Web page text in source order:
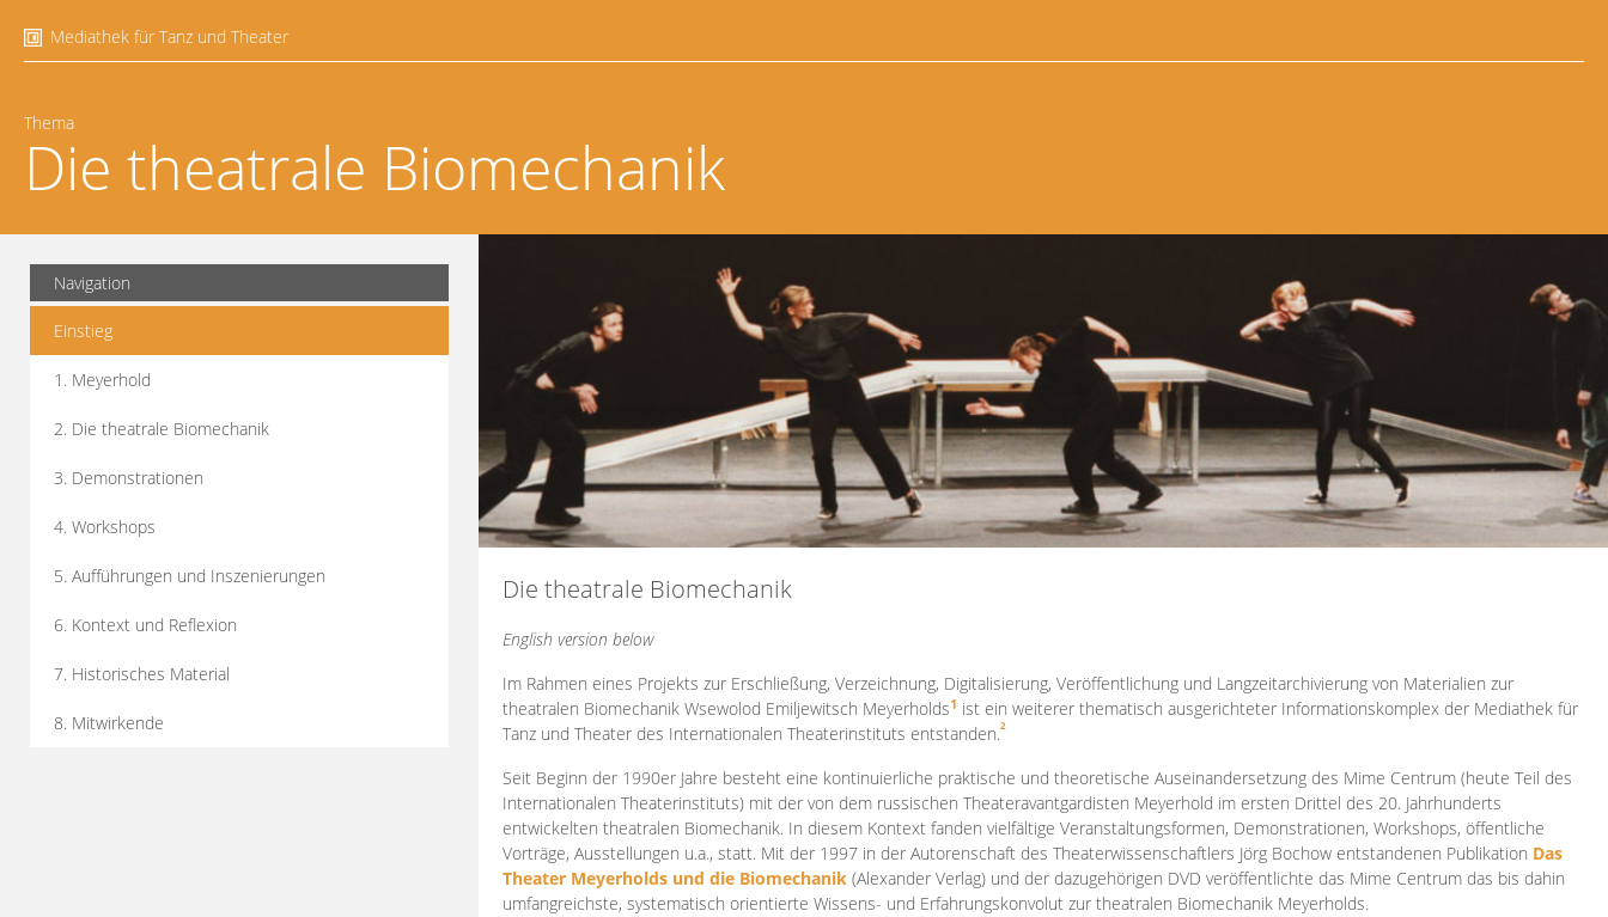
Mediathek für Tanz und Theater
Thema
Die theatrale Biomechanik
Navigation
Einstieg
1. Meyerhold
2. Die theatrale Biomechanik
3. Demonstrationen
4. Workshops
5. Aufführungen und Inszenierungen
6. Kontext und Reflexion
7. Historisches Material
8. Mitwirkende
Die theatrale Biomechanik
English version below
Im Rahmen eines Projekts zur Erschließung, Verzeichnung, Digitalisierung, Veröffentlichung und Langzeitarchivierung von Materialien zur
theatralen Biomechanik Wsewolod Emiljewitsch Meyerholds1 ist ein weiterer thematisch ausgerichteter Informationskomplex der Mediathek für
Tanz und Theater des Internationalen Theaterinstituts entstanden.2
Seit Beginn der 1990er Jahre besteht eine kontinuierliche praktische und theoretische Auseinandersetzung des Mime Centrum (heute Teil des
Internationalen Theaterinstituts) mit der von dem russischen Theateravantgardisten Meyerhold im ersten Drittel des 20. Jahrhunderts
entwickelten theatralen Biomechanik. In diesem Kontext fanden vielfältige Veranstaltungsformen, Demonstrationen, Workshops, öffentliche
Vorträge, Ausstellungen u.a., statt. Mit der 1997 in der Autorenschaft des Theaterwissenschaftlers Jörg Bochow entstandenen Publikation Das
Theater Meyerholds und die Biomechanik (Alexander Verlag) und der dazugehörigen DVD veröffentlichte das Mime Centrum das bis dahin
umfangreichste, systematisch orientierte Wissens- und Erfahrungskonvolut zur theatralen Biomechanik Meyerholds.